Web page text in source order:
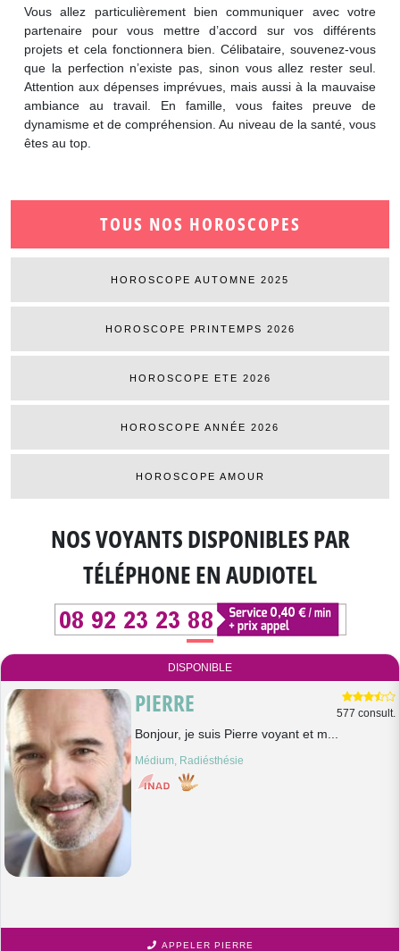
TOUS NOS HOROSCOPES
HOROSCOPE AUTOMNE 2025
HOROSCOPE PRINTEMPS 2026
HOROSCOPE ETE 2026
HOROSCOPE ANNÉE 2026
HOROSCOPE AMOUR
Vous allez particulièrement bien communiquer avec votre
partenaire pour vous mettre d’accord sur vos différents
projets et cela fonctionnera bien. Célibataire, souvenez-vous
que la perfection n’existe pas, sinon vous allez rester seul.
Attention aux dépenses imprévues, mais aussi à la mauvaise
ambiance au travail. En famille, vous faites preuve de
dynamisme et de compréhension. Au niveau de la santé, vous
êtes au top.
NOS VOYANTS DISPONIBLESPAR
TÉLÉPHONE EN AUDIOTEL
DISPONIBLE
PIERRE 577 consult.
Bonjour, je suis Pierre voyant et m...
Médium, Radiésthésie
APPELER PIERRE